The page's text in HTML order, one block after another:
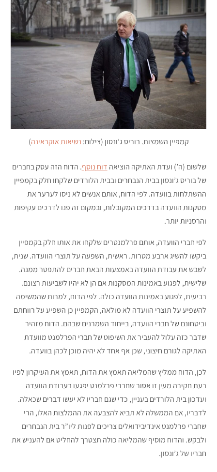
קמפיין השמצות. בוריס ג’ונסון (צילום: נשיאות אוקראינה)
שלשום (ה’) ועדת האתיקה הוציאה דוח נוסף. הדוח הזה עסק בחברים
של בוריס ג’ונסון בבית הנבחרים ובבית הלורדים שלקחו חלק בקמפיין
ההשתלחות בוועדה. לפי הדוח, אותם אנשים לא ניסו לערער את
מסקנות הוועדה בדרכים המקובלות, ובמקום זה פנו לדרכים עקיפות
והרסניות יותר.
לפי חברי הוועדה, אותם פרלמנטרים שלקחו את אותו חלק בקמפיין
ביקשו להשיג ארבע מטרות. ראשית, השפעה על תוצרי הוועדה. שנית,
לשבש את עבודת הוועדה באמצעות הבאת חברים להתפטר ממנה.
שלישית, לפגוע באמינות המסקנות אם הן לא יהיו לשביעות רצונם.
רביעית, לפגוע באמינות הוועדה כולה. לפי הדוח, למרות שהמשימה
להשפיע על תוצרי הוועדה לא מולאה, הקמפיין כן השפיע על רווחתם
וביטחונם של חברי הוועדה, בייחוד השמרנים שבהם. הדוח מזהיר
שדבר כזה עלול להעביר את השיפוט של חברי הפרלמנט מוועדת
האתיקה לגורם חיצוני, שכן אף אחד לא יהיה מוכן לכהן בוועדה.
לכן, הדוח ממליץ שהמליאה תאמץ את הדוח, תאמץ את העיקרון לפיו
בעת חקירה מעין זו אסור שחברי פרלמנט יפגעו בעבודת הוועדה
ועדכון בית הלורדים בעניין, כדי שגם חבריו לא יעשו דברים שכאלה.
לדבריו, אם הממשלה לא תביא להצבעה את ההמלצות האלו, הרי
שחברי פרלמנט אינדיבידואלים צריכים לפנות ליו”ר בית הנבחרים
ולבקש. והדוח מוסיף שהמליאה כולה תצטרך להחליט אם להעניש את
חבריו של ג’ונסון.